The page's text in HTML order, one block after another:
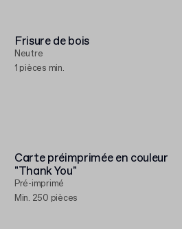
Frisure de bois
Neutre
1 pièces min.
Carte préimprimée en couleur
"Thank You"
Pré-imprimé
Min. 250 pièces